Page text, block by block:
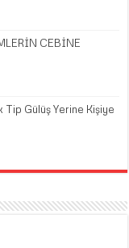
CEBİNE
Gülüş Yerine Kişiye